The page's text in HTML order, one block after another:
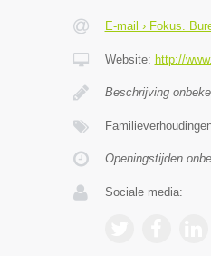
E-mail › Fokus.
Website: http://
Beschrijving
Openingstijden
Sociale media: